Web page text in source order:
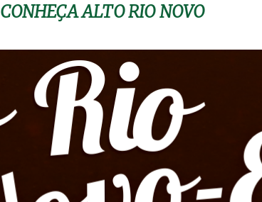
CONHEÇA ALTO RIO NOVO